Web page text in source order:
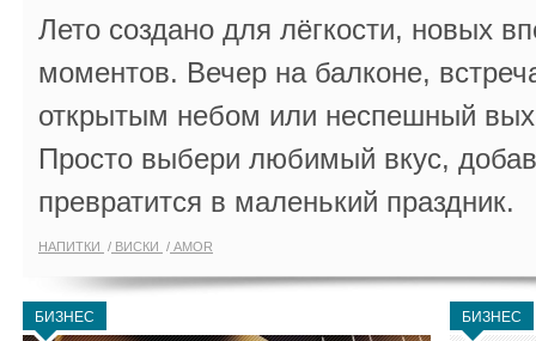
Лето создано для лёгкости, новых
моментов. Вечер на балконе,
открытым небом или неспешный
Просто выбери любимый вкус,
превратится в маленький праздник.
НАПИТКИ ВИСКИ AMOR
БИЗНЕС БИЗНЕС